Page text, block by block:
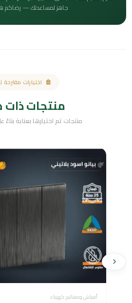
جاهز لمساعدتك — رضاكم هو
اختيارات مقترحة
منتجات
منتجات تم اختيارها بعناية
أفياش ومفاتيح كهرباء